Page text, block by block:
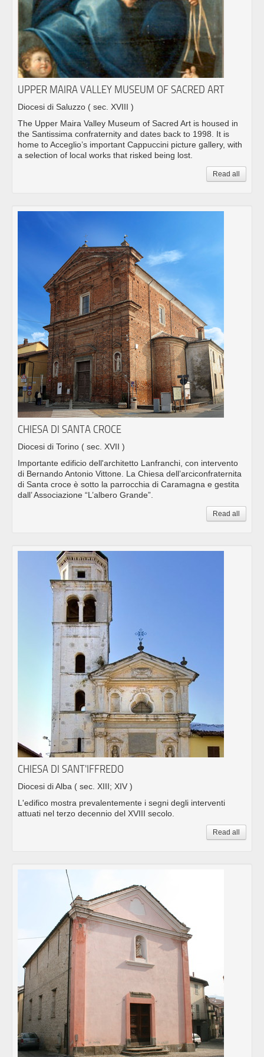
UPPER MAIRA VALLEY MUSEUM OF SACRED ART
Diocesi di Saluzzo ( sec. XVIII )
The Upper Maira Valley Museum of Sacred Art is housed in
the Santissima confraternity and dates back to 1998. It is
home to Acceglio’s important Cappuccini picture gallery, with
a selection of local works that risked being lost.
Read all
CHIESA DI SANTA CROCE
Diocesi di Torino ( sec. XVII )
Importante edificio dell'architetto Lanfranchi, con intervento
di Bernando Antonio Vittone. La Chiesa dell’arciconfraternita
di Santa croce è sotto la parrocchia di Caramagna e gestita
dall’ Associazione “L’albero Grande”.
Read all
CHIESA DI SANT'IFFREDO
Diocesi di Alba ( sec. XIII; XIV )
L'edifico mostra prevalentemente i segni degli interventi
attuati nel terzo decennio del XVIII secolo.
Read all